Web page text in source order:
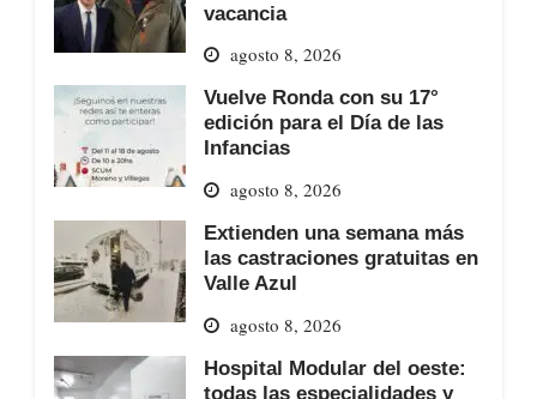
vacancia
agosto 8, 2026
Vuelve Ronda con su 17°
edición para el Día de las
Infancias
agosto 8, 2026
Extienden una semana más
las castraciones gratuitas en
Valle Azul
agosto 8, 2026
Hospital Modular del oeste:
todas las especialidades y